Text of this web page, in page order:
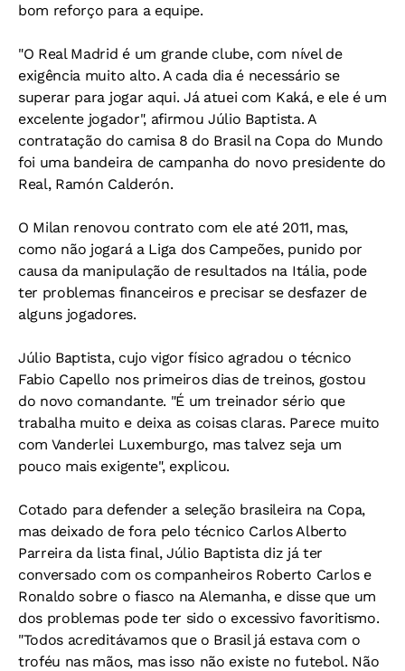
bom reforço para a equipe.
"O Real Madrid é um grande clube, com nível de
exigência muito alto. A cada dia é necessário se
superar para jogar aqui. Já atuei com Kaká, e ele é um
excelente jogador", afirmou Júlio Baptista. A
contratação do camisa 8 do Brasil na Copa do Mundo
foi uma bandeira de campanha do novo presidente do
Real, Ramón Calderón.
O Milan renovou contrato com ele até 2011, mas,
como não jogará a Liga dos Campeões, punido por
causa da manipulação de resultados na Itália, pode
ter problemas financeiros e precisar se desfazer de
alguns jogadores.
Júlio Baptista, cujo vigor físico agradou o técnico
Fabio Capello nos primeiros dias de treinos, gostou
do novo comandante. "É um treinador sério que
trabalha muito e deixa as coisas claras. Parece muito
com Vanderlei Luxemburgo, mas talvez seja um
pouco mais exigente", explicou.
Cotado para defender a seleção brasileira na Copa,
mas deixado de fora pelo técnico Carlos Alberto
Parreira da lista final, Júlio Baptista diz já ter
conversado com os companheiros Roberto Carlos e
Ronaldo sobre o fiasco na Alemanha, e disse que um
dos problemas pode ter sido o excessivo favoritismo.
"Todos acreditávamos que o Brasil já estava com o
troféu nas mãos, mas isso não existe no futebol. Não